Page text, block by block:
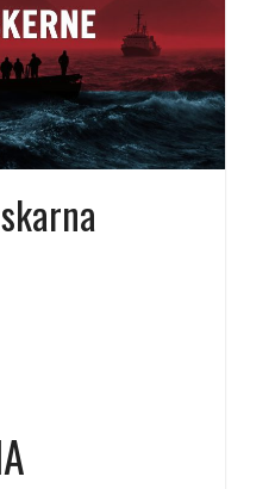
på nya sätt
och
teknikskiftet: Den
öppnar nya